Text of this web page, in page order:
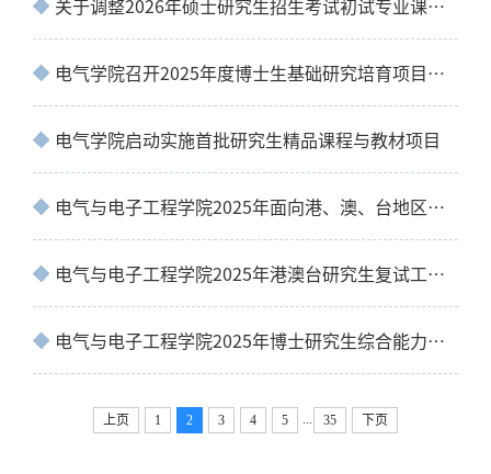
关于调整2026年硕士研究生招生考试初试专业课科目考试大纲的预通知
电气学院召开2025年度博士生基础研究培育项目评审会
电气学院启动实施首批研究生精品课程与教材项目
电气与电子工程学院2025年面向港、澳、台地区硕士研究生招生复试成绩公示
电气与电子工程学院2025年港澳台研究生复试工作细则
电气与电子工程学院2025年博士研究生综合能力考核（复试）成绩公示
上页 1 2 3 4 5 35 下页